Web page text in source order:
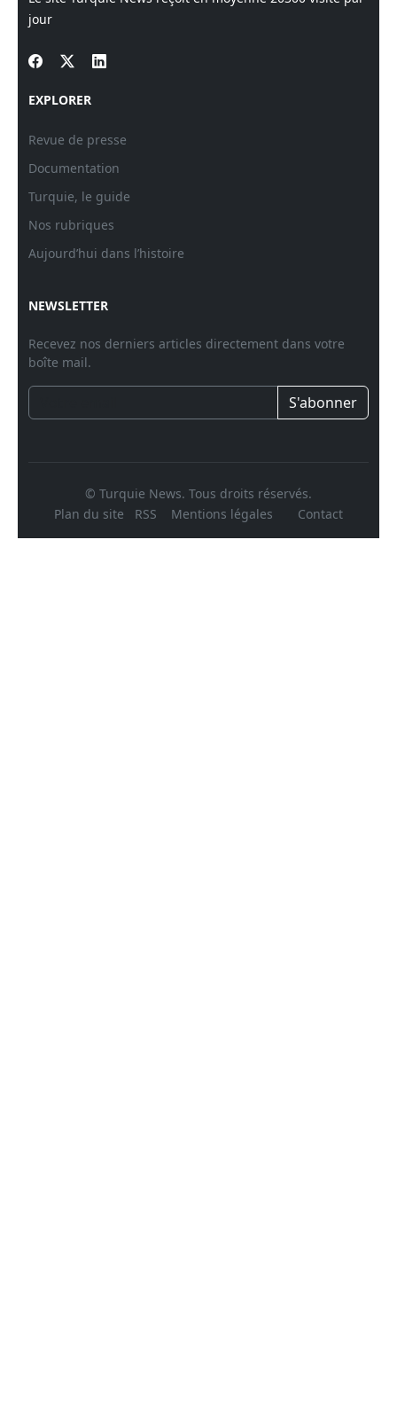
jour
EXPLORER
Revue de presse
Documentation
Turquie, le guide
Nos rubriques
Aujourd’hui dans l’histoire
NEWSLETTER
Recevez nos derniers articles directement dans votre
boîte mail.
S'abonner
© Turquie News. Tous droits réservés.
Plan du site
RSS Mentions légales Contact